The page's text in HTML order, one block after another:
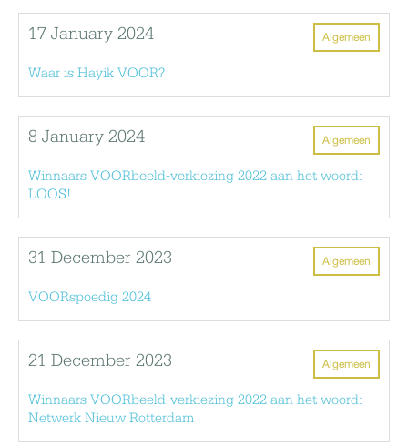
Algemeen
17 January 2024
Waar is Hayik VOOR?
Algemeen
8 January 2024
Winnaars VOORbeeld-verkiezing 2022 aan het woord:
LOOS!
Algemeen
31 December 2023
VOORspoedig 2024
Algemeen
21 December 2023
Winnaars VOORbeeld-verkiezing 2022 aan het woord:
Netwerk Nieuw Rotterdam